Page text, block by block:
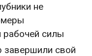
не
силы
завершили свой